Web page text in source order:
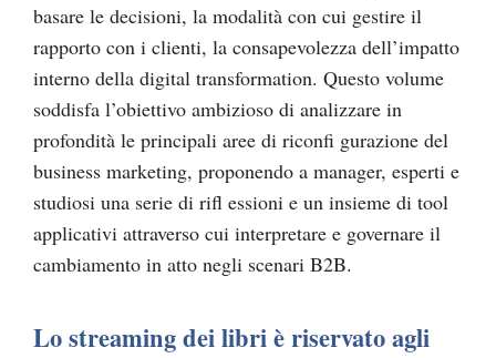
basare le decisioni, la modalità con cui gestire il
rapporto con i clienti, la consapevolezza dell’impatto
interno della digital transformation. Questo volume
soddisfa l’obiettivo ambizioso di analizzare in
profondità le principali aree di riconfi gurazione del
business marketing, proponendo a manager, esperti e
studiosi una serie di rifl essioni e un insieme di tool
applicativi attraverso cui interpretare e governare il
cambiamento in atto negli scenari B2B.
Lo streaming dei libri è riservato agli